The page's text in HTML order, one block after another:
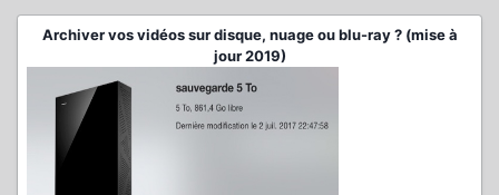
Archiver vos vidéos sur disque, nuage ou blu-ray ? (mise à
jour 2019)